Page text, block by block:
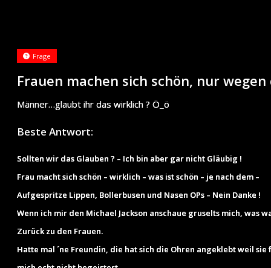
Frauen machen sich schön, nur wegen
Frage
Männer…glaubt ihr das wirklich ? Ö_ö
Beste Antwort:
Sollten wir das Glauben ? – Ich bin aber gar nicht Gläubig !
Frau macht sich schön – wirklich – was ist schön – je nach dem –
Aufgespritze Lippen, Bollerbusen und Nasen OPs – Nein Danke !
Wenn ich mir den Michael Jackson anschaue gruselts mich, was
Zurück zu den Frauen.
Hatte mal ´ne Freundin, die hat sich die Ohren angeklebt weil